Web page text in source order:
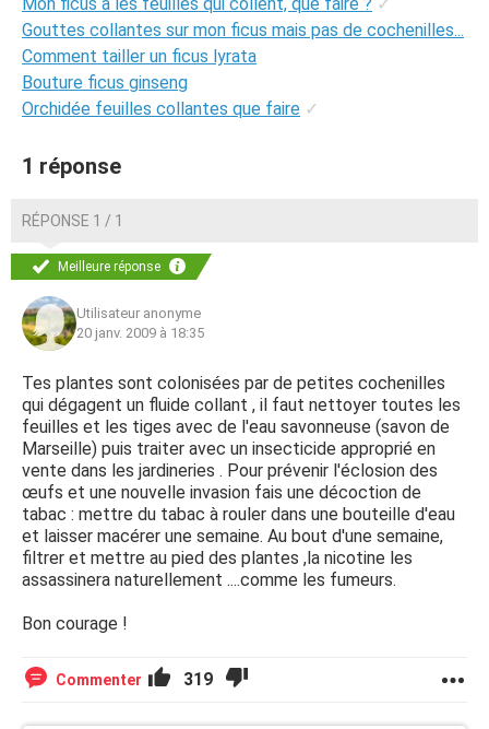
Gouttes collantes sur mon ficus mais pas de cochenilles...
Comment tailler un ficus lyrata
Bouture ficus ginseng
Orchidée feuilles collantes que faire ✓
1 réponse
RÉPONSE 1 / 1
Meilleure réponse
Utilisateur anonyme
20 janv. 2009 à 18:35
Tes plantes sont colonisées par de petites cochenilles
qui dégagent un fluide collant , il faut nettoyer toutes les
feuilles et les tiges avec de l'eau savonneuse (savon de
Marseille) puis traiter avec un insecticide approprié en
vente dans les jardineries . Pour prévenir l'éclosion des
œufs et une nouvelle invasion fais une décoction de
tabac : mettre du tabac à rouler dans une bouteille d'eau
et laisser macérer une semaine. Au bout d'une semaine,
filtrer et mettre au pied des plantes ,la nicotine les
assassinera naturellement ....comme les fumeurs.
Bon courage !
Commenter 319